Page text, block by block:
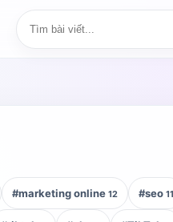
#marketing online12 #seo11